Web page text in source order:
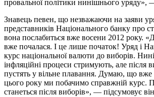
провальної політики нинішнього уряду»,
Знавець певен, що незважаючи на заяви
представників Національного банку про
вона послабиться вже восени 2012 року.
вже почалася. І це лише початок! Уряд і
курс національної валюти до виборів.
інфляційні процеси стримують, але після
пустять у вільне плавання. Думаю, що вже
цього року ми побачимо справжній курс.
станеться після виборів», — підсумовує